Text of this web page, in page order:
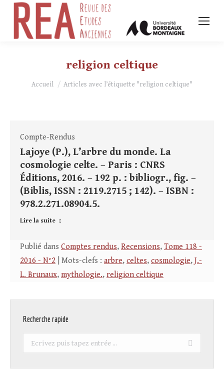
religion celtique
Vous êtes ici :
Accueil Articles avec l’étiquette "religion celtique"
Compte-Rendus
Lajoye (P.), L’arbre du monde. La
cosmologie celte. – Paris : CNRS
Éditions, 2016. – 192 p. : bibliogr., fig. –
(Biblis, ISSN : 2119.2715 ; 142). – ISBN :
978.2.271.08904.5.
Lire la suite
Publié dans Comptes rendus, Recensions, Tome 118 -
2016 - N°2 | Mots-clefs : arbre, celtes, cosmologie, J.-
L. Brunaux, mythologie., religion celtique
Recherche rapide
Recherche